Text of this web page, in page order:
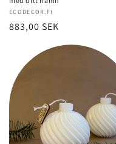
Säljare:
ECODECOR.FI
Normalt
883,00 SEK